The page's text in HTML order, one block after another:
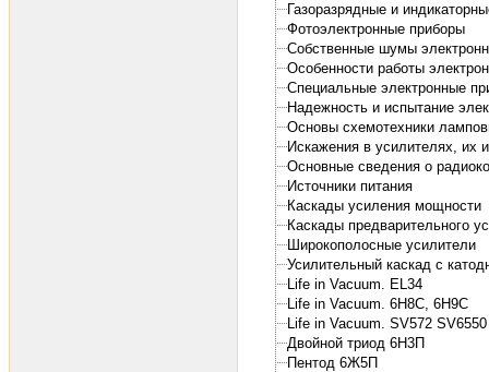
Газоразрядные и
Фотоэлектронные приборы
Собственные шумы
Особенности работы
Специальные электронные
Надежность и испытание
Основы схемотехники
Искажения в усилителях, их
Основные сведения о
Источники питания
Каскады усиления мощности
Каскады предварительного
Широкополосные усилители
Усилительный каскад с
Life in Vacuum. EL34
Life in Vacuum. 6H8C, 6H9C
Life in Vacuum. SV572
Двойной триод 6Н3П
Пентод 6Ж5П